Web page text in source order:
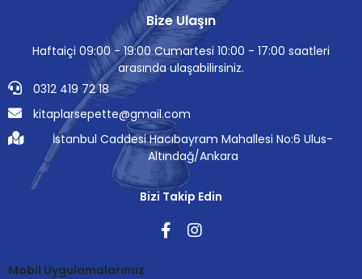
Bize Ulaşın
Haftaiçi 09:00 - 19:00 Cumartesi 10:00 - 17:00 saatleri
arasında ulaşabilirsiniz.
0312 419 72 18
kitaplarsepette@gmail.com
İstanbul Caddesi Hacıbayram Mahallesi No:6 Ulus-
Altındağ/Ankara
Bizi Takip Edin
Mobil Uygulamalarımız